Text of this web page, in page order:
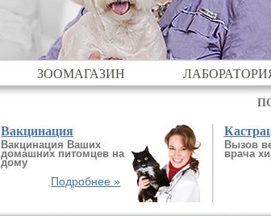
ЗООМАГАЗИН
Вакцинация
Вакцинация Ваших
домашних питомцев на
дому
Подробнее »
Вызов
врача